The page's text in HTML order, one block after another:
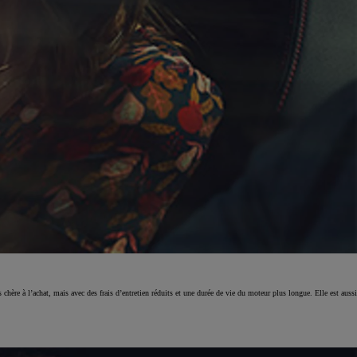
à l’achat, mais avec des frais d’entretien réduits et une durée de vie du moteur plus longue. Elle est aussi